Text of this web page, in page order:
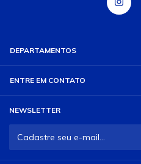
DEPARTAMENTOS
ENTRE EM CONTATO
NEWSLETTER